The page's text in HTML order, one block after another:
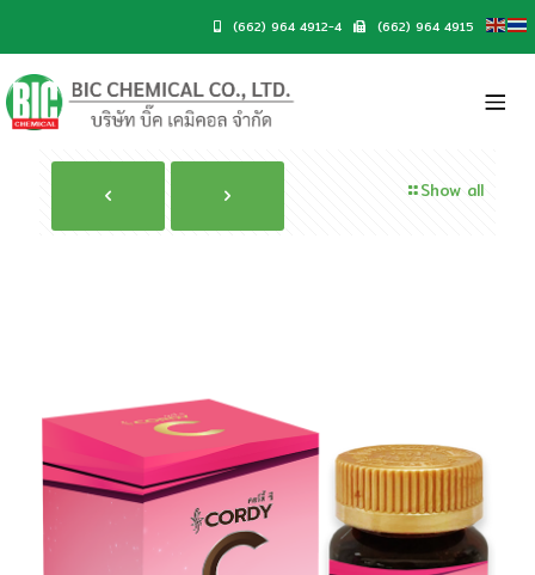
(662) 964 4912-4 (662) 964 4915
Show all